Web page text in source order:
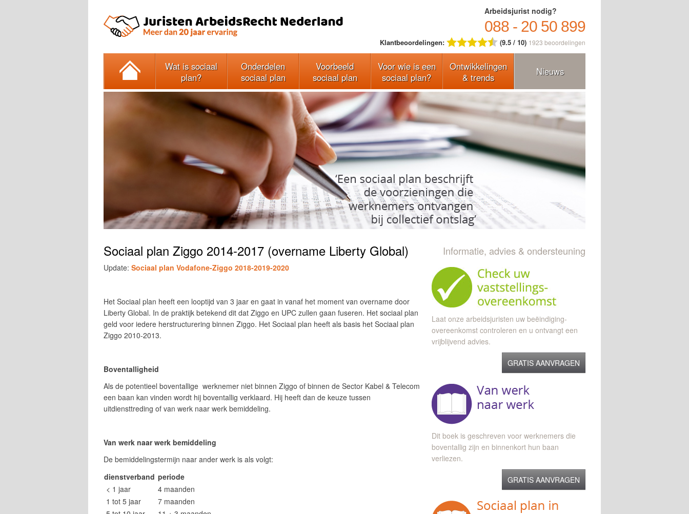
Arbeidsjurist nodig?
088 - 20 50 899
Klantbeoordelingen: (9.5 / 10) 1923 beoordelingen
Wat is sociaal
plan?
Onderdelen
sociaal plan
Voorbeeld
sociaal plan
Voor wie is een
sociaal plan?
Ontwikkelingen
& trends
Nieuws
Sociaal plan Ziggo 2014-2017 (overname Liberty Global)
Update: Sociaal plan Vodafone-Ziggo 2018-2019-2020
Het Sociaal plan heeft een looptijd van 3 jaar en gaat in vanaf het moment van overname door
Liberty Global. In de praktijk betekend dit dat Ziggo en UPC zullen gaan fuseren. Het sociaal plan
geld voor iedere herstructurering binnen Ziggo. Het Sociaal plan heeft als basis het Sociaal plan
Ziggo 2010-2013.
Boventalligheid
Als de potentieel boventallige werknemer niet binnen Ziggo of binnen de Sector Kabel & Telecom
een baan kan vinden wordt hij boventallig verklaard. Hij heeft dan de keuze tussen
uitdiensttreding of van werk naar werk bemiddeling.
Van werk naar werk bemiddeling
De bemiddelingstermijn naar ander werk is als volgt:
dienstverband periode
< 1 jaar
4 maanden
1 tot 5 jaar
7 maanden
Informatie, advies & ondersteuning
Laat onze arbeidsjuristen uw beëindiging-
overeenkomst controleren en u ontvangt een
vrijblijvend advies.
GRATIS AANVRAGEN
Dit boek is geschreven voor werknemers die
boventallig zijn en binnenkort hun baan
verliezen.
GRATIS AANVRAGEN